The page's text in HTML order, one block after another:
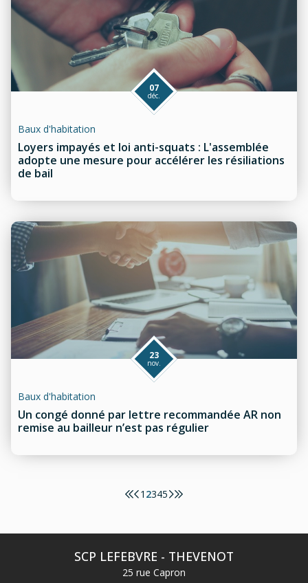
Loyers impayés et loi anti-squats : L'assemblée
adopte une mesure pour accélérer les résiliations
de bail
07
déc.
Baux d'habitation
Un congé donné par lettre recommandée AR non
remise au bailleur n’est pas régulier
23
nov.
Baux d'habitation
1 2345
SCP LEFEBVRE - THEVENOT
25 rue Capron